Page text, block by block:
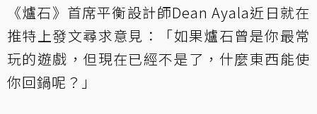
《爐石》首席平衡設計師Dean Ayala近日就在
推特上發文尋求意見：「如果爐石曾是你最常
玩的遊戲，但現在已經不是了，什麼東西能使
你回鍋呢？」